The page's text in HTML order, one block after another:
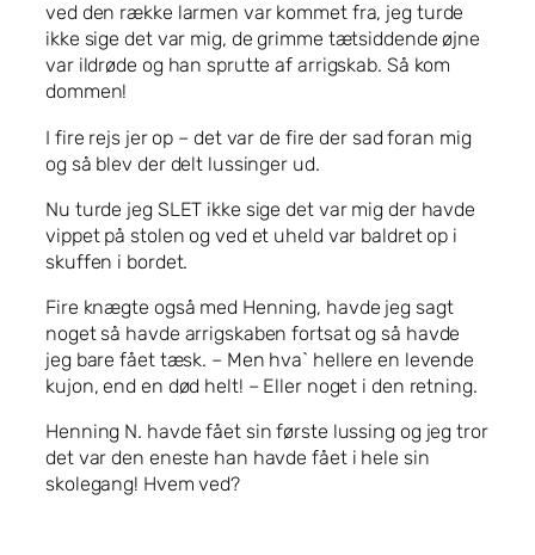
ved den række larmen var kommet fra, jeg turde
ikke sige det var mig, de grimme tætsiddende øjne
var ildrøde og han sprutte af arrigskab. Så kom
dommen!
I fire rejs jer op – det var de fire der sad foran mig
og så blev der delt lussinger ud.
Nu turde jeg SLET ikke sige det var mig der havde
vippet på stolen og ved et uheld var baldret op i
skuffen i bordet.
Fire knægte også med Henning, havde jeg sagt
noget så havde arrigskaben fortsat og så havde
jeg bare fået tæsk. – Men hva` hellere en levende
kujon, end en død helt! – Eller noget i den retning.
Henning N. havde fået sin første lussing og jeg tror
det var den eneste han havde fået i hele sin
skolegang! Hvem ved?